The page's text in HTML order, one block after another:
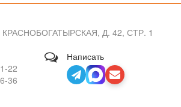
Д. 42, СТР. 1
22
36
Написать